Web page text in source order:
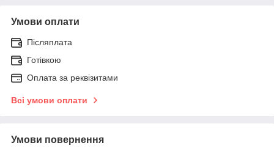
Умови оплати
Післяплата
Готівкою
Оплата за реквізитами
Всі умови оплати
Умови повернення